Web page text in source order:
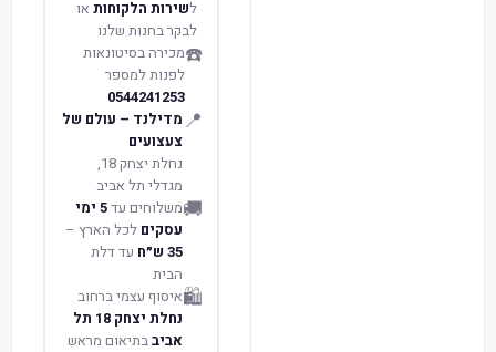
לשירות הלקוחות או
לבקר בחנות שלנו
☎️מכירה בסיטונאות
לפנות למספר
0544241253
📍 מדילנד – עולם של
צעצועים
נחלת יצחק 18,
מגדלי תל אביב
🚚משלוחים עד 5 ימי
עסקים לכל הארץ –
35 ש״ח
עד דלת
הבית
🛍️איסוף עצמי ברחוב
נחלת יצחק 18 תל
אביבבתיאום מראש